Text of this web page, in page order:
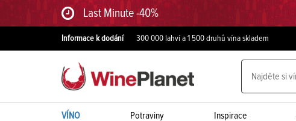
Last Minute -40%
Informace k dodání 300 000 lahví a 1 500 druhů vína skladem
VÍNO Potraviny Inspirace